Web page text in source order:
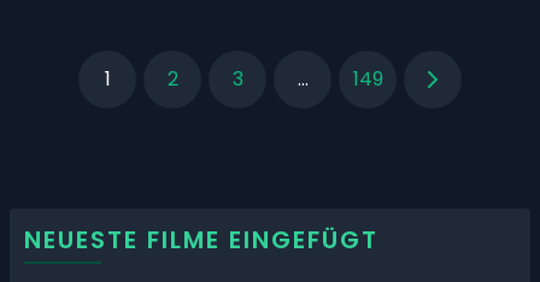
1 2 3 ... 149
NEUESTE FILME EINGEFÜGT